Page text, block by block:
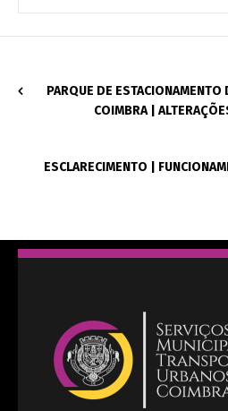
PARQUE DE ESTACIONAMENTO
COIMBRA |
ESCLARECIMENTO |